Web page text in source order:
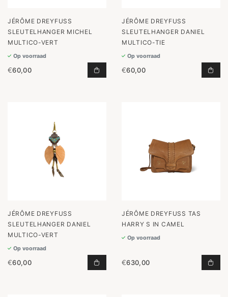
JÉRÔME DREYFUSS
SLEUTELHANGER MICHEL
MULTICO-VERT
Op voorraad
€60,00 SLEUTELHANGER MICHEL
JÉRÔME DREYFUSS
SLEUTELHANGER DANIEL
MULTICO-TIE
Op voorraad
€60,00
JÉRÔME DREYFUSS
SLEUTELHANGER DANIEL
MULTICO-VERT
Op voorraad
€60,00 SLEUTELHANGER DANIEL
JÉRÔME DREYFUSS TAS
HARRY S IN CAMEL
Op voorraad
€630,00